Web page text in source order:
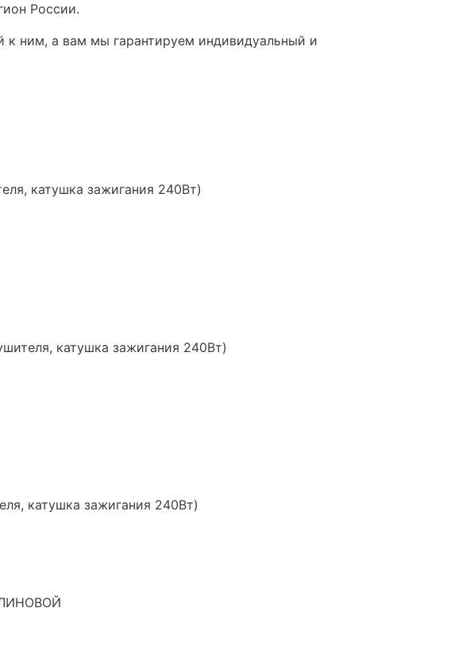
России.
к ним, а вам мы гарантируем индивидуальный и
катушка зажигания 240Вт)
катушка зажигания 240Вт)
катушка зажигания 240Вт)